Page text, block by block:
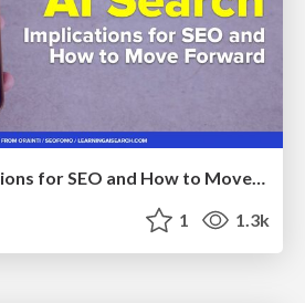
AI Search: Implications for SEO and How to Move Forward - #ShenzhenSEOConference
1 1.3k